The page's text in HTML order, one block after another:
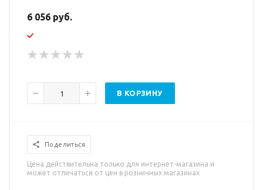
6 056 руб.
В КОРЗИНУ
Поделиться
Цена действительна только для интернет-магазина и
может отличаться от цен в розничных магазинах